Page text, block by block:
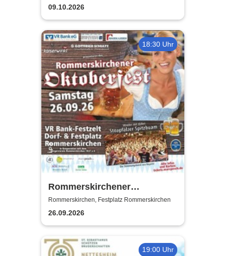
09.10.2026
18:30 Uhr
Rommerskirchener
Oktoberfest - Auf geht´s -
pack mas!
Rommerskirchen, Festplatz Rommerskirchen
26.09.2026
19:00 Uhr